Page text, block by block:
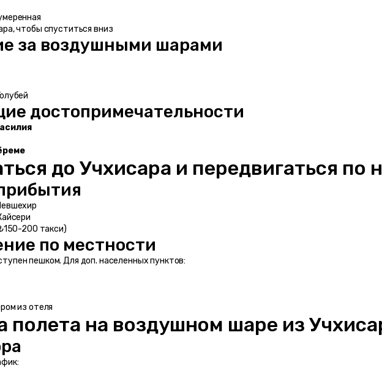
чтобы спуститься вниз
за воздушными шарами
достопримечательности
до Учхисара и передвигаться по
200 такси)
по местности
пешком. Для доп. населенных пунктов:
из отеля
полета на воздушном шаре из